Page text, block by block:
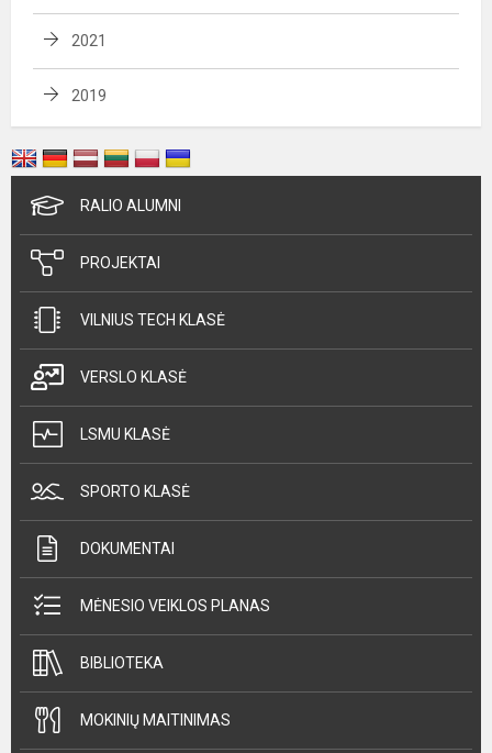
2021
2019
RALIO ALUMNI
PROJEKTAI
VILNIUS TECH KLASĖ
VERSLO KLASĖ
LSMU KLASĖ
SPORTO KLASĖ
DOKUMENTAI
MĖNESIO VEIKLOS PLANAS
BIBLIOTEKA
MOKINIŲ MAITINIMAS